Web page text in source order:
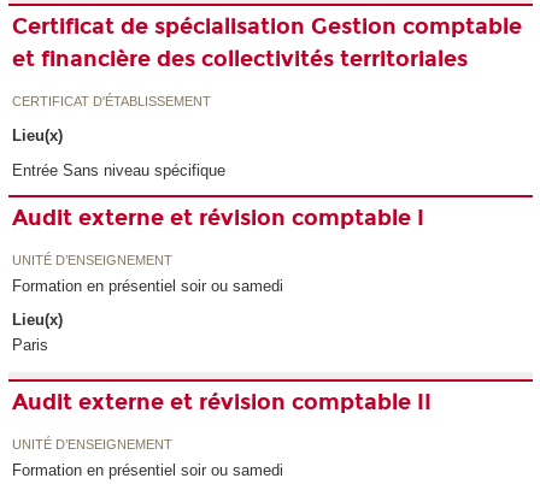
Certificat de spécialisation Gestion comptable
et financière des collectivités territoriales
CERTIFICAT D'ÉTABLISSEMENT
Lieu(x)
Entrée Sans niveau spécifique
Audit externe et révision comptable I
UNITÉ D’ENSEIGNEMENT
Formation en présentiel soir ou samedi
Lieu(x)
Paris
Audit externe et révision comptable II
UNITÉ D’ENSEIGNEMENT
Formation en présentiel soir ou samedi